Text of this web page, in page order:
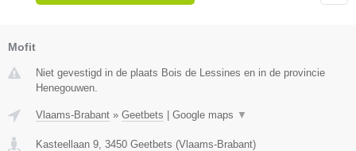
Mofit
Niet gevestigd in de plaats Bois de Lessines en in de provincie
Henegouwen.
Vlaams-Brabant » Geetbets | Google maps ▼
Kasteellaan 9 3450 Geetbets (Vlaams-Brabant)